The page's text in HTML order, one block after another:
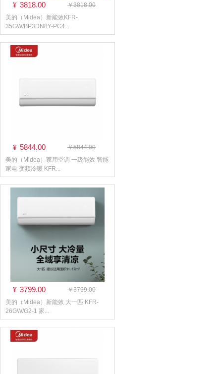
¥ 3818.00
￥3818.00
美的（Midea）新能效KFR-
35GW/BP3DN8Y-PC4...
¥ 5844.00
￥5844.00
美的（Midea）家用空调 一级能效 智能
家电 变频冷暖 KFR...
¥ 3799.00
￥3799.00
美的（Midea）新能效 大一匹 KFR-
26GW/G2-1 家...